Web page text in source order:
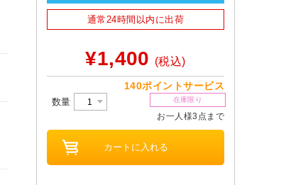
通常24時間以内に出荷
¥1,400 (税込)
140ポイントサービス
数量 在庫限り
お一人様3点まで